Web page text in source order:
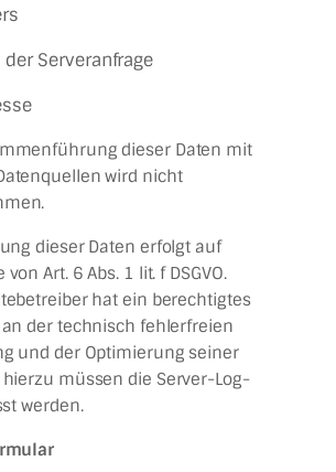
Serveranfrage
dieser Daten mit
wird nicht
dieser Daten erfolgt auf
von Art. 6 Abs. 1 lit. f DSGVO.
hat ein berechtigtes
der technisch fehlerfreien
und der Optimierung seiner
hierzu müssen die Server-Log-
werden.